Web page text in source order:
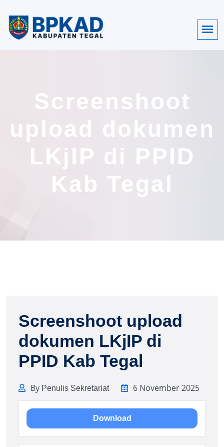
Screenshoot
upload dokumen
LKjIP di PPID
Kab Tegal
Screenshoot upload
dokumen LKjIP di
PPID Kab Tegal
By Penulis Sekretariat 6 November 2025
Download